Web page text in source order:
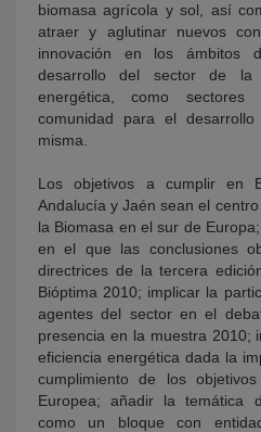
biomasa agrícola y sol, así
atraer y aglutinar nuevos
innovación en los ámbitos
desarrollo del sector de la
energética, como sectores
comunidad para el
misma.
Los objetivos a cumplir en
Andalucía y Jaén sean el
la Biomasa en el sur de
en el que las conclusiones
directrices de la tercera
Bióptima 2010; implicar la
agentes del sector en el
presencia en la muestra 2010;
eficiencia energética dada la
cumplimiento de los
Europea; añadir la temática
como un bloque con